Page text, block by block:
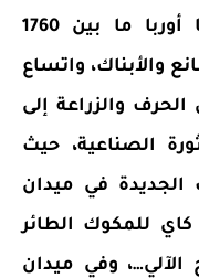
في طرق الصناعة التي عرفتها أوربا ما بين 1760
والأبناك، واتساع
والزراعة إلى
الصناعية، حيث
في ميدان
كاي للمكوك الطائر
الآلي…، وفي ميدان